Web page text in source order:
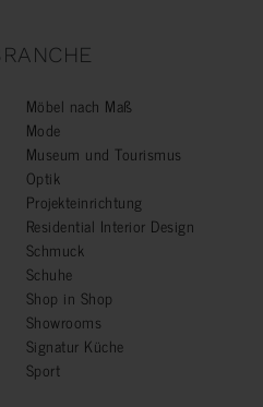
Möbel nach Maß
Mode
Museum und Tourismus
Optik
Projekteinrichtung
Residential Interior Design
Schmuck
Schuhe
Shop in Shop
Showrooms
Signatur Küche
Sport